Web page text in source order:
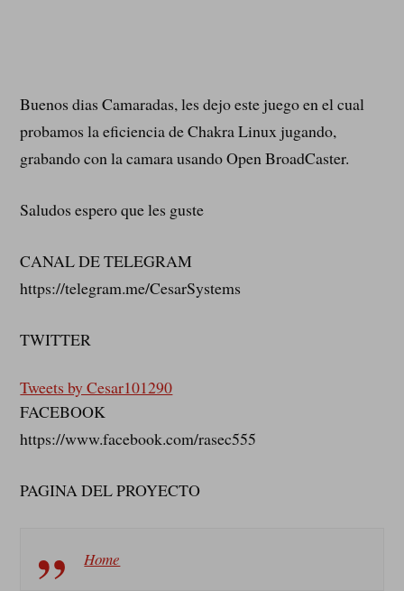
Buenos dias Camaradas, les dejo este juego en el cual
probamos la eficiencia de Chakra Linux jugando,
grabando con la camara usando Open BroadCaster.
Saludos espero que les guste
CANAL DE TELEGRAM
https://telegram.me/CesarSystems
TWITTER
Tweets by Cesar101290
FACEBOOK
https://www.facebook.com/rasec555
PAGINA DEL PROYECTO
Home